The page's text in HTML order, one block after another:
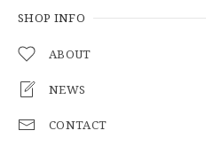
SHOP INFO
ABOUT
NEWS
CONTACT